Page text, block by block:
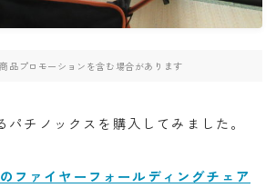
グ
品プロモーションを含む場合があります
パチノックスを購入してみました。
ファイヤーフォールディングチェア